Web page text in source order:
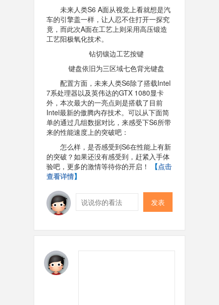
未来人类S6 A面从视觉上看就想是汽
车的引擎盖一样，让人忍不住打开一探究
竟，而此次A面在工艺上则采用高压锻造
工艺阳极氧化技术。
钻切镶边工艺按键
键盘依旧为三区域七色背光键盘
配置方面，未来人类S6除了搭载Intel
7系处理器以及英伟达的GTX 1080显卡
外，本次最大的一亮点则是搭载了目前
Intel最新的傲腾内存技术。可以从下面简
单的通过几组数据对比，来感受下S6所带
来的性能速度上的突破吧：
怎么样，是否感受到S6在性能上有新
的突破？如果还没有感受到，赶紧入手体
验吧，更多的激情等待你的开启！
【点击
查看详情】
发表